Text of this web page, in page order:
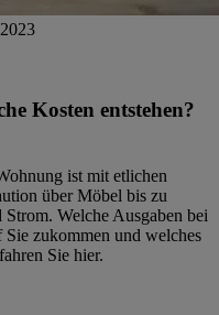
Kosten entstehen?
ist mit etlichen
über Möbel bis zu
Welche Ausgaben bei
zukommen und welches
Sie hier.